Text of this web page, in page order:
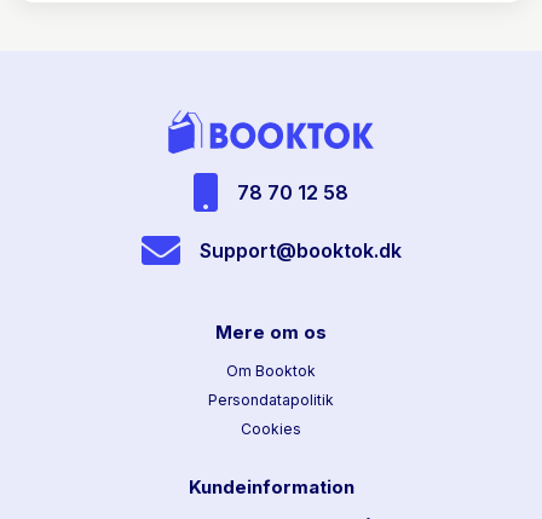
78 70 12 58
Support@booktok.dk
Mere om os
Om Booktok
Persondatapolitik
Cookies
Kundeinformation